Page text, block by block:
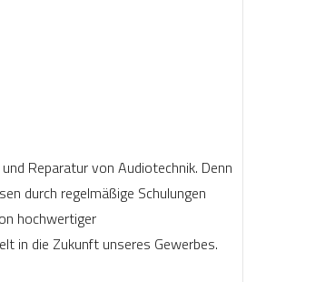
Reparatur von Audiotechnik. Denn
durch regelmäßige Schulungen
hochwertiger
in die Zukunft unseres Gewerbes.